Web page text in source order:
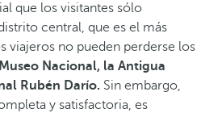
que los visitantes sólo
central, que es el más
viajeros no pueden perderse los
Nacional, la Antigua
Rubén Darío. Sin embargo,
y satisfactoria, es